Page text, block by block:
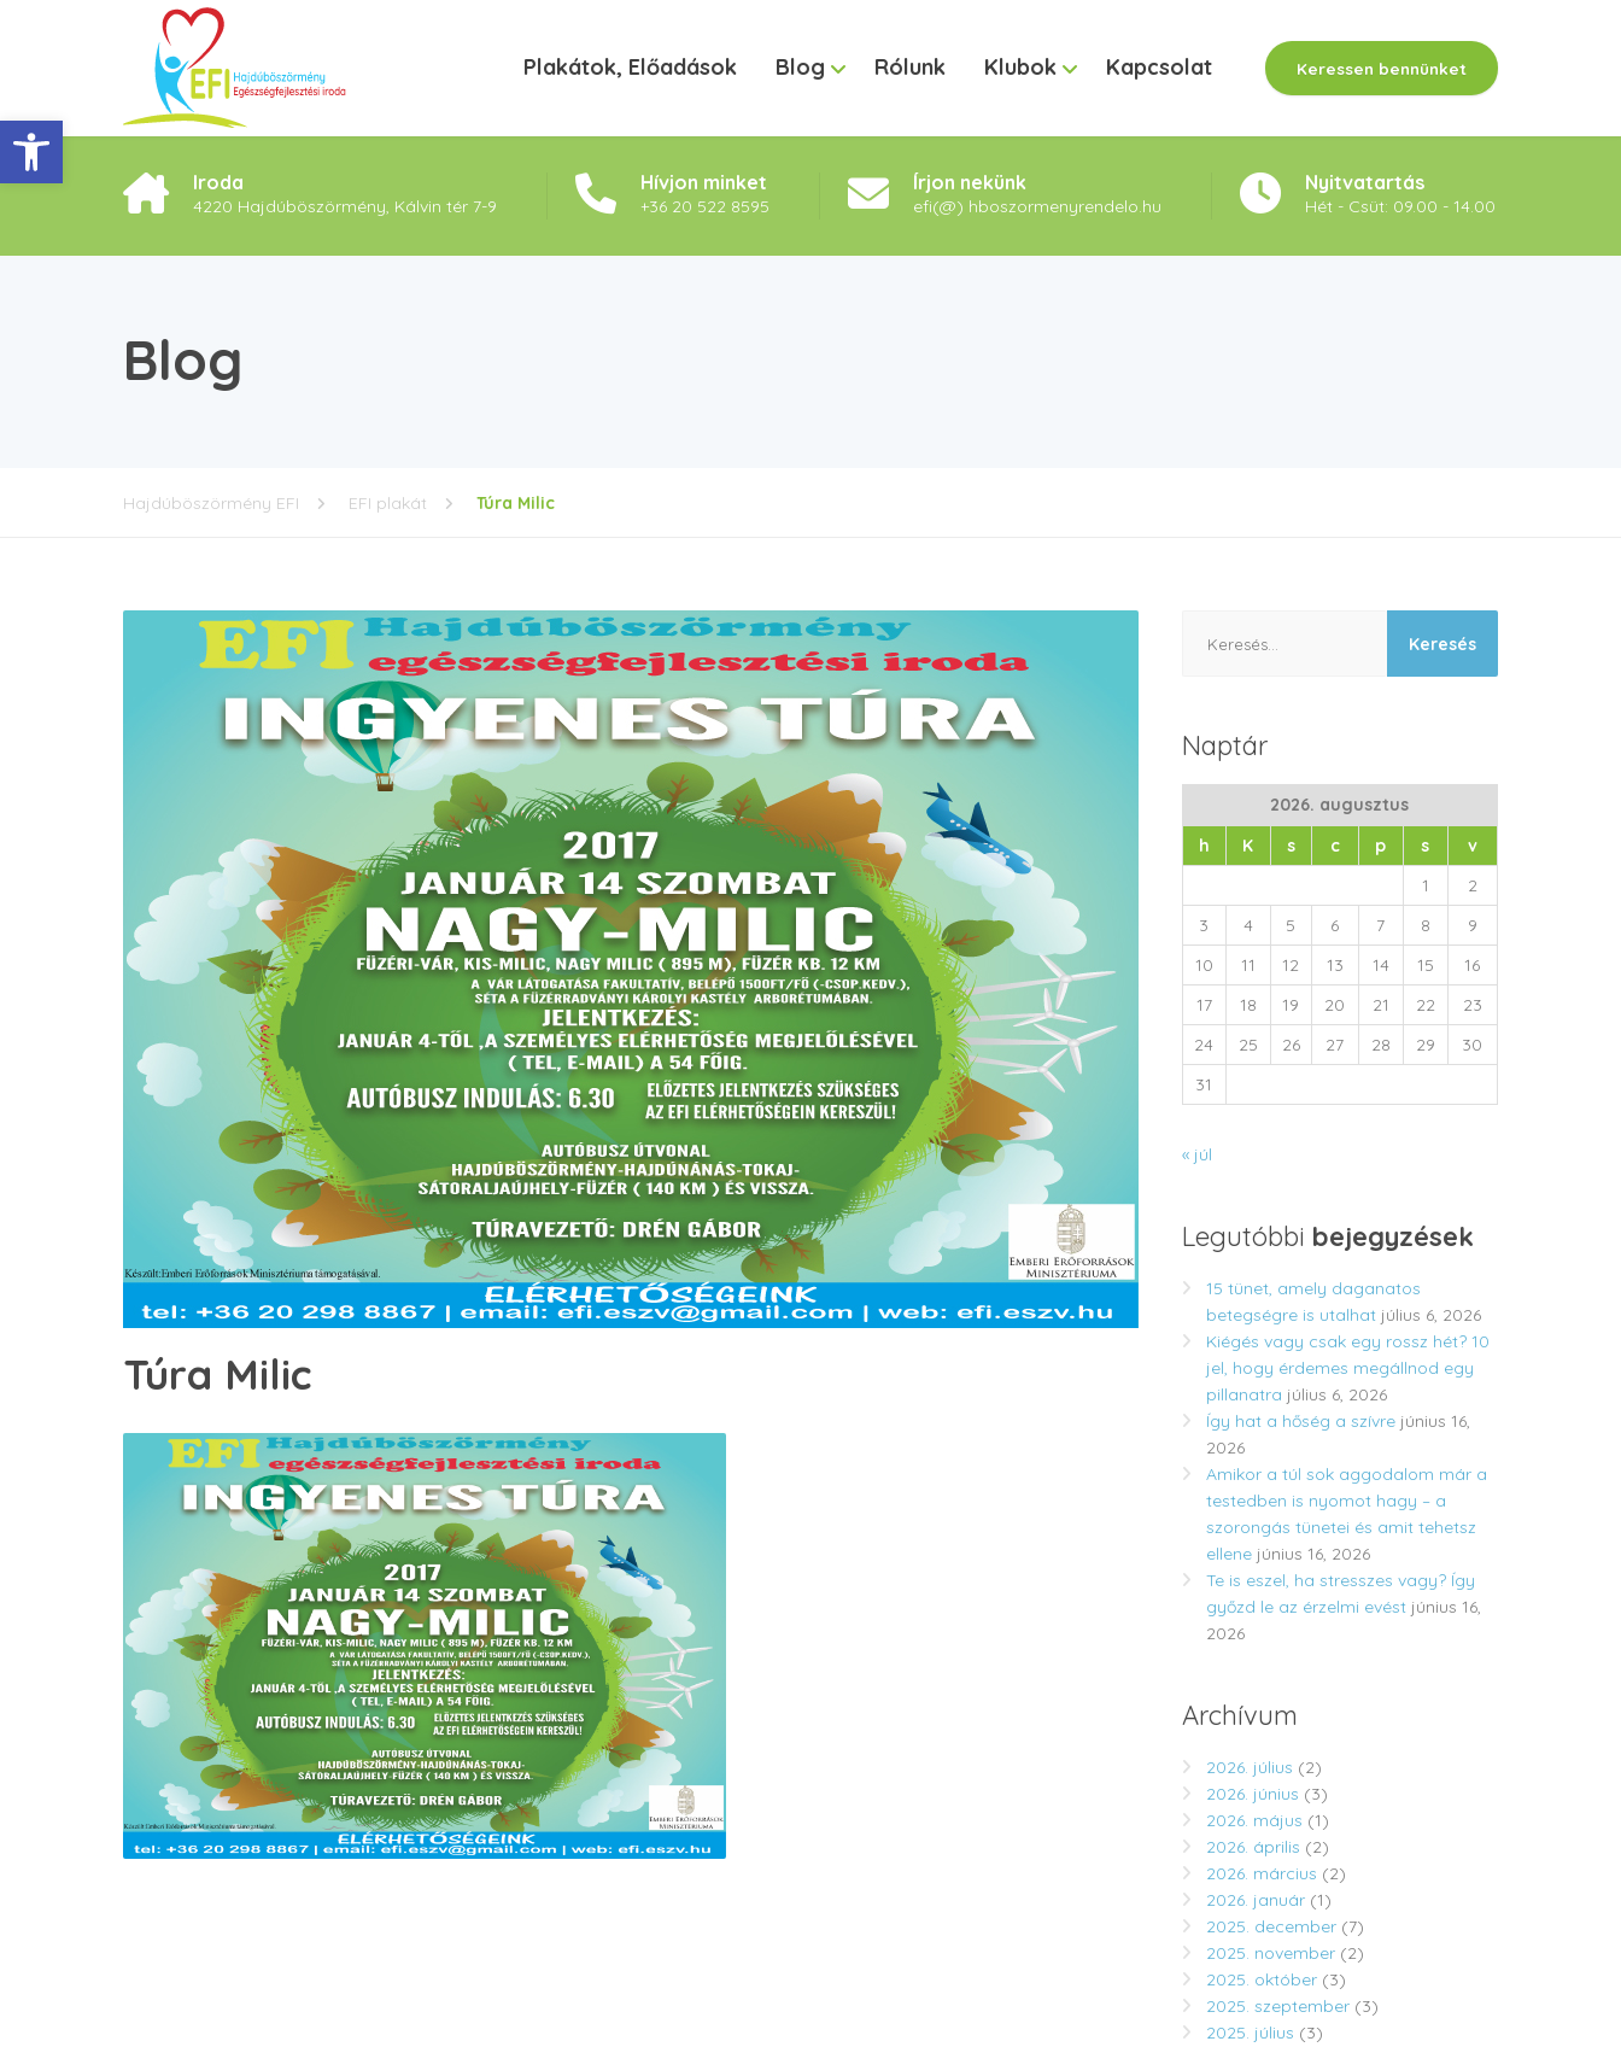
Eszköztár megnyitása
Plakátok, Előadások Blog Rólunk Klubok Kapcsolat Keressen bennünket
Iroda
4220 Hajdúböszörmény, Kálvin tér 7-9
Hívjon minket
+36 20 522 8595
Írjon nekünk
efi(@) hboszormenyrendelo.hu
Nyitvatartás
Hét - Csüt: 09.00 - 14.00
Blog
Hajdúböszörmény EFI EFI plakát Túra Milic
Túra Milic
Naptár
2026. augusztus
h
K s c p s
v
1
2
3
4 5 6 7 8
9
10
11 12 13 14 15
16
17
18 19 20 21 22
23
24
25 26 27 28 29
30
31
« júl
Legutóbbi bejegyzések
15 tünet, amely daganatos
betegségre is utalhat július 6, 2026
Kiégés vagy csak egy rossz hét? 10
jel, hogy érdemes megállnod egy
pillanatra július 6, 2026
Így hat a hőség a szívre június 16,
2026
Amikor a túl sok aggodalom már a
testedben is nyomot hagy – a
szorongás tünetei és amit tehetsz
ellene június 16, 2026
Te is eszel, ha stresszes vagy? Így
győzd le az érzelmi evést június 16,
2026
Archívum
2026. július (2)
2026. június (3)
2026. május (1)
2026. április (2)
2026. március (2)
2026. január(1)
2025. december(7)
2025. november(2)
2025. október(3)
2025. szeptember(3)
2025. július (3)